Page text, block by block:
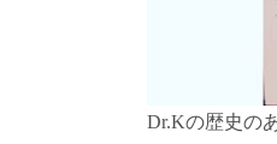
Dr.Kの歴史の